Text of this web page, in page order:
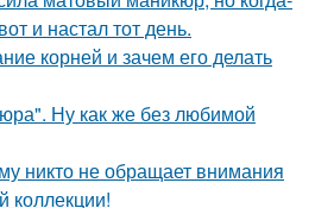
и настал тот день.
корней и зачем его делать
Ну как же без любимой
никто не обращает внимания
коллекции!